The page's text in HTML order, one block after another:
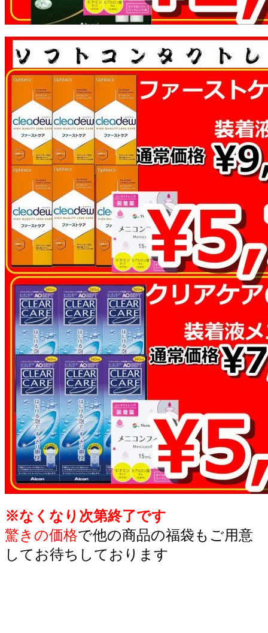
※なくなり次第終了です
驚きの価格で他の商品の福袋もご用意
してお待ちしております